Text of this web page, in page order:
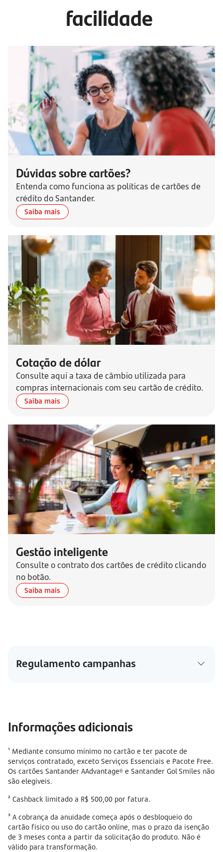
facilidade
Dúvidas sobre cartões?
Entenda como funciona as políticas de cartões de
crédito do Santander.
Saiba mais
Cotação de dólar
Consulte aqui a taxa de câmbio utilizada para
compras internacionais com seu cartão de crédito.
Saiba mais
Gestão inteligente
Consulte o contrato dos cartões de crédito clicando
no botão.
Saiba mais
Regulamento campanhas
Informações adicionais
¹ Mediante consumo mínimo no cartão e ter pacote de
serviços contratado, exceto Serviços Essenciais e Pacote Free.
Os cartões Santander AAdvantage® e Santander Gol Smiles não
são elegíveis.
² Cashback limitado a R$ 500,00 por fatura.
³ A cobrança da anuidade começa após o desbloqueio do
cartão físico ou uso do cartão online, mas o prazo da isenção
de 3 meses conta a partir da solicitação do produto. Não é
válido para transformação.